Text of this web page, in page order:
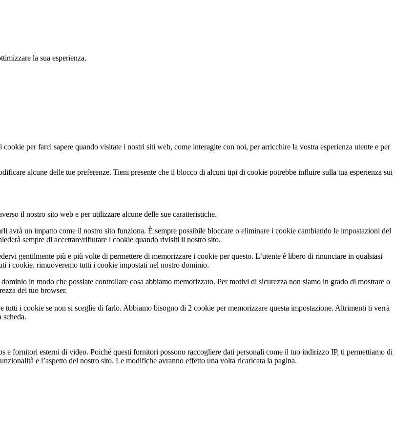
la sua esperienza.
per farci sapere quando visitate i nostri siti web, come interagite con noi, per arricchire la vostra esperienza utente e per
alcune delle tue preferenze. Tieni presente che il blocco di alcuni tipi di cookie potrebbe influire sulla tua esperienza sui
il nostro sito web e per utilizzare alcune delle sue caratteristiche.
avrà un impatto come il nostro sito funziona. È sempre possibile bloccare o eliminare i cookie cambiando le impostazioni del
sempre di accettare/rifiutare i cookie quando rivisiti il nostro sito.
gentilmente più e più volte di permettere di memorizzare i cookie per questo. L’utente è libero di rinunciare in qualsiasi
i cookie, rimuoveremo tutti i cookie impostati nel nostro dominio.
in modo che possiate controllare cosa abbiamo memorizzato. Per motivi di sicurezza non siamo in grado di mostrare o
del tuo browser.
tutti i cookie se non si sceglie di farlo. Abbiamo bisogno di 2 cookie per memorizzare questa impostazione. Altrimenti ti verrà
fornitori esterni di video. Poiché questi fornitori possono raccogliere dati personali come il tuo indirizzo IP, ti permettiamo di
e l’aspetto del nostro sito. Le modifiche avranno effetto una volta ricaricata la pagina.